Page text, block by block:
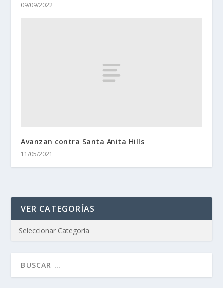
09/09/2022
Avanzan contra Santa Anita Hills
11/05/2021
VER CATEGORÍAS